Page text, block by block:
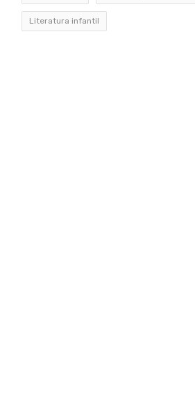
Literatura infantil